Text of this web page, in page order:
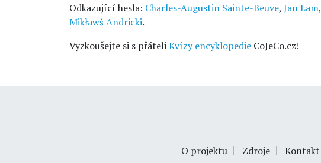
Odkazující hesla: Charles-Augustin Sainte-Beuve, Jan Lam,
Mikławš Andricki.
Vyzkoušejte si s přáteliKvízy encyklopedie CoJeCo.cz!
O projektu Zdroje Kontakt